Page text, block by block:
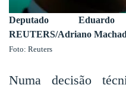
Deputado
REUTERS/Adriano
Foto: Reuters
Numa decisão